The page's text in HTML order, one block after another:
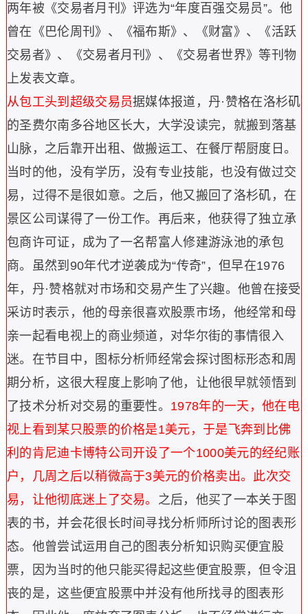
两年被《交易者月刊》评选为“年度百强交易员”。他
曾在《巴伦周刊》、《福布斯》、《财富》、《活跃
交易者》、《交易者月刊》、《交易者世界》等刊物
上发表文章。
从包工头到超级交易员据媒体报道，丹·赞格在洛杉矶
的圣费尔南多谷地区长大，大学没读完，就搬到落基
山脉，之后靠开出租、做搬运工、在餐厅帮厨度日。
当时的他，没有学历，没有专业技能，也没有做过交
易，过得不是很如意。之后，他又搬回了洛杉矶，在
景区公司谋得了一份工作。再后来，他获得了独立承
包商许可证，成为了一名帮富人修建游泳池的承包
商。 虽然到90年代才逆袭成为“传奇”，但早在1976
年，丹·赞格就对市场和交易产生了兴趣。他曾在接受
采访时表示，他的母亲很喜欢股票市场，他经常和母
亲一起看电视上的商业频道，对华尔街的事情很入
迷。在节目中，图标分析师经常会探讨图标形态和周
期分析，这很大程度上影响了他，让他很早就领悟到
了技术分析对交易的重要性。 1978年的一天，他在电
视上看到某只股票的价格是1美元，于是飞奔到比佛
利的肯尼迪卡博特公司开设了一个1000美元的经纪账
户，几周之后以稍微高于3美元的价格卖出。此次交
易，让他彻底迷上了交易。 之后，他买了一本关于图
表的书，并会花很长时间寻找分析师所讨论的图表形
态。他曾尝试运用自己的图表分析知识购买便宜股
票，因为当时的他只能买得起这些便宜股票，但令沮
丧的是，这些便宜股票中并没有他所找寻的图表形